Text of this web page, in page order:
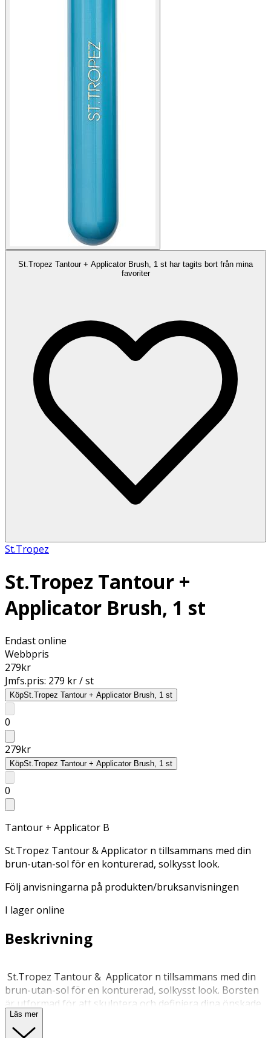
St.Tropez Tantour + Applicator Brush, 1 st har tagits bort från mina
favoriter
St.Tropez
St.Tropez Tantour +
Applicator Brush, 1 st
Endast online
Webbpris
279kr
Jmfs.pris: 279 kr / st
KöpSt.Tropez Tantour + Applicator Brush, 1 st
0
279kr
KöpSt.Tropez Tantour + Applicator Brush, 1 st
0
Tantour + Applicator B
St.Tropez Tantour & Applicator n tillsammans med din
brun-utan-sol för en konturerad, solkysst look.
Följ anvisningarna på produkten/bruksanvisningen
I lager online
Beskrivning
St.Tropez Tantour & Applicator n tillsammans med din
brun-utan-sol för en konturerad, solkysst look. Borsten
är utformad för att skulptera och definiera dina önskade
ansiktsdrag med contouring. Kan även användas för att
applicera över hela ansiktet för att skydda handflatorna
Läs mer